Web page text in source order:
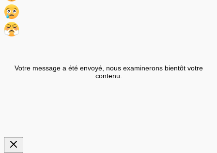
Votre message a été envoyé, nous examinerons bientôt votre
contenu.